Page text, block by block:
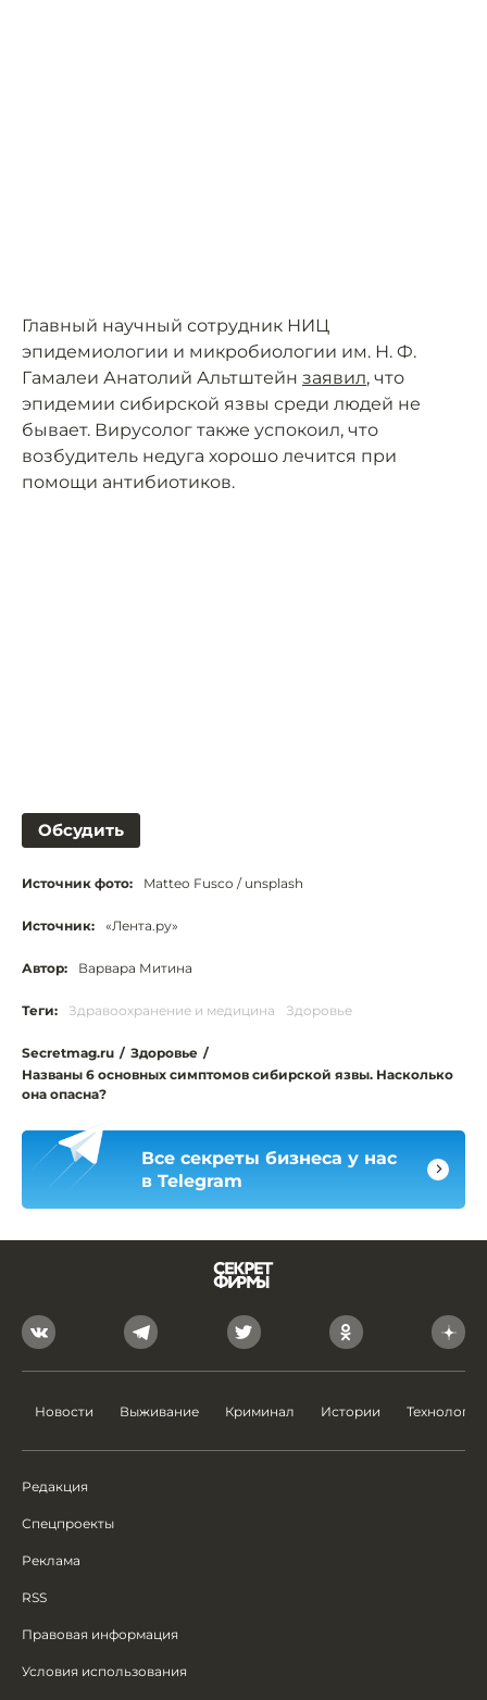
Главный научный сотрудник НИЦ
эпидемиологии и микробиологии им. Н. Ф.
Гамалеи Анатолий Альтштейн заявил, что
эпидемии сибирской язвы среди людей не
бывает. Вирусолог также успокоил, что
возбудитель недуга хорошо лечится при
помощи антибиотиков.
Обсудить
Источник фото: Matteo Fusco / unsplash
Источник: «Лента.ру»
Автор: Варвара Митина
Теги: Здравоохранение и медицина Здоровье
Secretmag.ru / Здоровье /
Названы 6 основных симптомов сибирской язвы. Насколько
она опасна?
Все секреты бизнеса у нас
в Telegram
Новости Выживание Криминал Истории Технологии
Редакция
Спецпроекты
Реклама
RSS
Правовая информация
Условия использования